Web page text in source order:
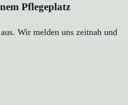
Pflegeplatz
Wir melden uns zeitnah und